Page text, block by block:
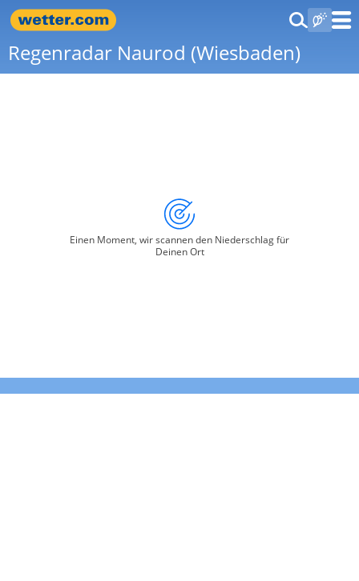
Regenradar Naurod (Wiesbaden)
Einen Moment, wir scannen den Niederschlag für
Deinen Ort